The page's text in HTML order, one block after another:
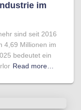
im
sind seit 2016
4,69 Millionen im
bedeutet ein
Read more…